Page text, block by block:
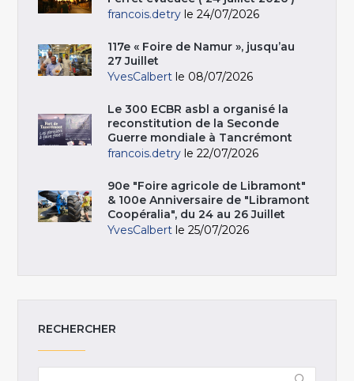
francois.detry le 24/07/2026
117e « Foire de Namur », jusqu’au
27 Juillet
YvesCalbert le 08/07/2026
Le 300 ECBR asbl a organisé la
reconstitution de la Seconde
Guerre mondiale à Tancrémont
francois.detry le 22/07/2026
90e "Foire agricole de Libramont"
& 100e Anniversaire de "Libramont
Coopéralia", du 24 au 26 Juillet
YvesCalbert le 25/07/2026
RECHERCHER